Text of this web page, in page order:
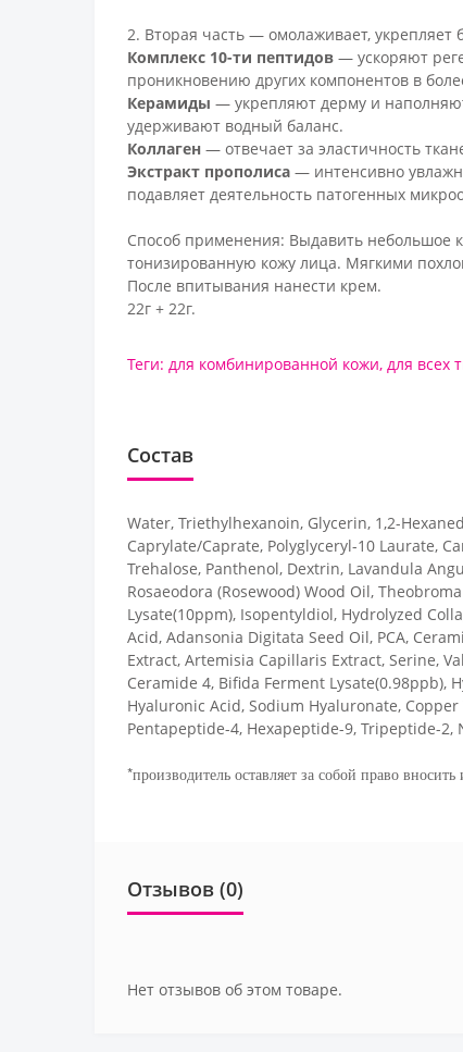
2. Вторая часть — омолаживает,
Комплекс 10-ти пептидов — ускоряют
проникновению других компонентов в
Керамиды — укрепляют дерму и
удерживают водный баланс.
Коллаген — отвечает за эластичность
Экстракт прополиса — интенсивно
подавляет деятельность патогенных
Способ применения: Выдавить небольшое
тонизированную кожу лица. Мягкими
После впитывания нанести крем.
22г + 22г.
Теги: для комбинированной кожи, для всех
Состав
Water, Triethylhexanoin, Glycerin, 1,2-
Caprylate/Caprate, Polyglyceryl-10 Laurate,
Trehalose, Panthenol, Dextrin, Lavandula
Rosaeodora (Rosewood) Wood Oil,
Lysate(10ppm), Isopentyldiol, Hydrolyzed
Acid, Adansonia Digitata Seed Oil, PCA,
Extract, Artemisia Capillaris Extract, Serine,
Ceramide 4, Bifida Ferment Lysate(0.98ppb),
Hyaluronic Acid, Sodium Hyaluronate,
Pentapeptide-4, Hexapeptide-9, Tripeptide-
*производитель оставляет за собой право
Отзывов (0)
Нет отзывов об этом товаре.